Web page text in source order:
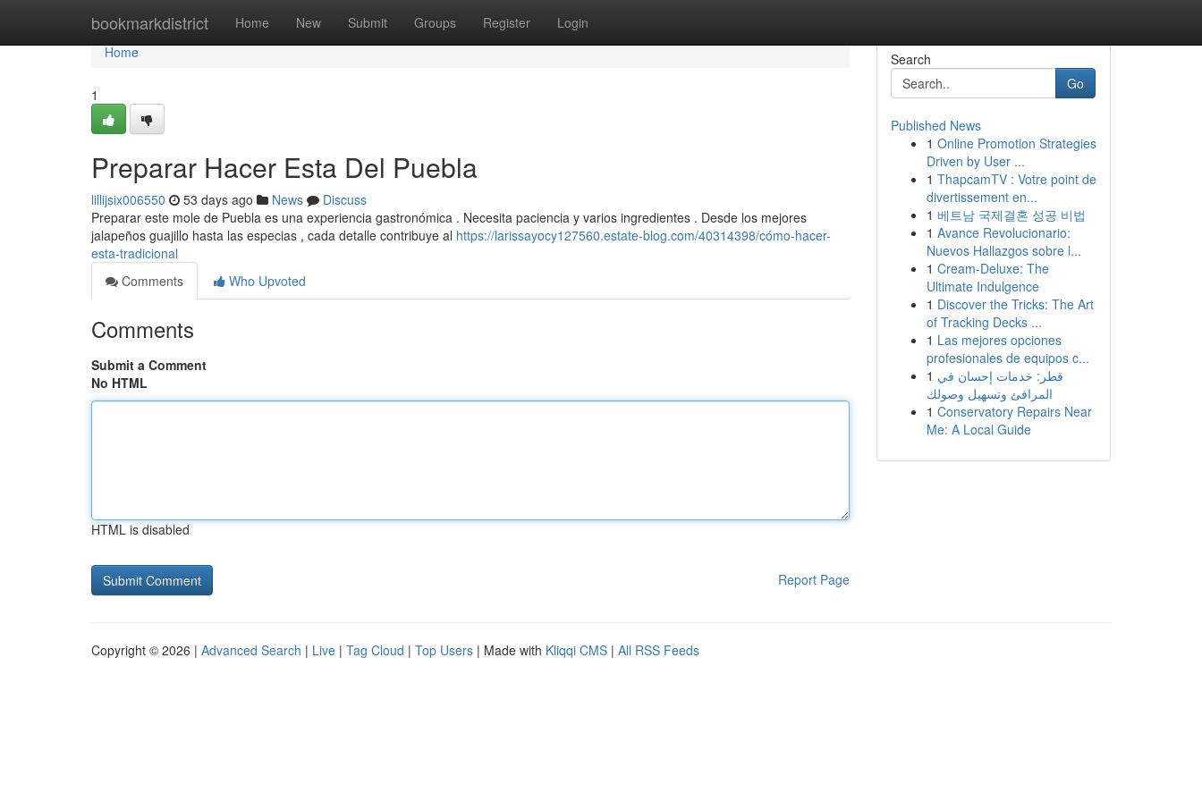
bookmarkdistrict Home New Submit Groups Register Login
Home
Home
1
Preparar Hacer Esta Del Puebla
lillijsix006550 53 days ago News
Discuss
Preparar este mole de Puebla es una experiencia gastronómica . Necesita paciencia y varios ingredientes . Desde los mejores
jalapeños guajillo hasta las especias , cada detalle contribuye al https://larissayocy127560.estate-blog.com/40314398/cómo-hacer-
esta-tradicional
Comments
Who Upvoted
Comments
Submit a Comment
No HTML
HTML is disabled
Report Page
Search
Go
Published News
1 Online Promotion Strategies
Driven by User ...
1 ThapcamTV : Votre point de
divertissement en...
1 베트남 국제결혼 성공 비법
1 Avance Revolucionario:
Nuevos Hallazgos sobre l...
1 Cream-Deluxe: The
Ultimate Indulgence
1 Discover the Tricks: The Art
of Tracking Decks ...
1 Las mejores opciones
profesionales de equipos c...
1 قطر: خدمات إحسان في
المرافئ وتسهيل وصولك
1 Conservatory Repairs Near
Me: A Local Guide
Copyright © 2026 | Advanced Search | Live | Tag Cloud | Top Users | Made with Kliqqi CMS | All RSS Feeds